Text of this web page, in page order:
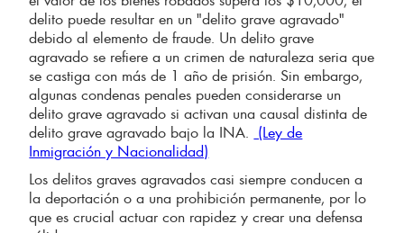
delito puede resultar en un "delito grave agravado"
debido al elemento de fraude. Un delito grave
agravado se refiere a un crimen de naturaleza seria que
se castiga con más de 1 año de prisión. Sin embargo,
algunas condenas penales pueden considerarse un
delito grave agravado si activan una causal distinta de
delito grave agravado bajo la INA. (Ley de
Inmigración y Nacionalidad)
Los delitos graves agravados casi siempre conducen a
la deportación o a una prohibición permanente, por lo
que es crucial actuar con rapidez y crear una defensa